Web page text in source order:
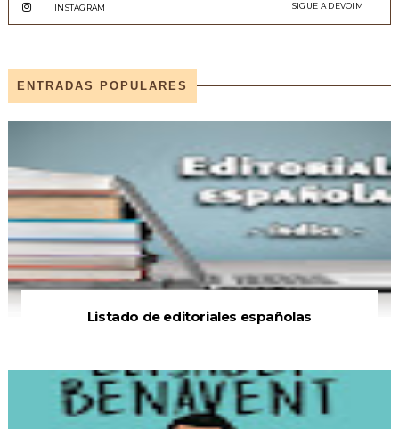
INSTAGRAM SIGUE A DEVOIM
ENTRADAS POPULARES
Listado de editoriales españolas